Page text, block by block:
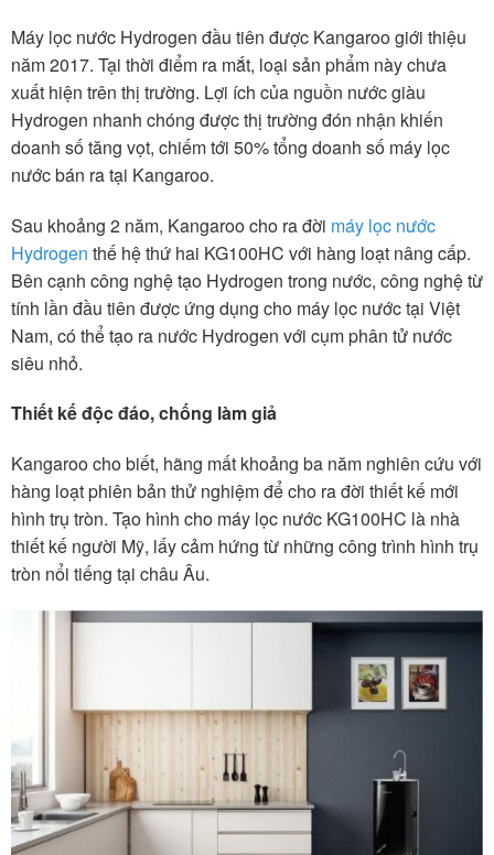
Máy lọc nước Hydrogen đầu tiên được Kangaroo giới thiệu
năm 2017. Tại thời điểm ra mắt, loại sản phẩm này chưa
xuất hiện trên thị trường. Lợi ích của nguồn nước giàu
Hydrogen nhanh chóng được thị trường đón nhận khiến
doanh số tăng vọt, chiếm tới 50% tổng doanh số máy lọc
nước bán ra tại Kangaroo.
Sau khoảng 2 năm, Kangaroo cho ra đời máy lọc nước
Hydrogen thế hệ thứ hai KG100HC với hàng loạt nâng cấp.
Bên cạnh công nghệ tạo Hydrogen trong nước, công nghệ từ
tính lần đầu tiên được ứng dụng cho máy lọc nước tại Việt
Nam, có thể tạo ra nước Hydrogen với cụm phân tử nước
siêu nhỏ.
Thiết kế độc đáo, chống làm giả
Kangaroo cho biết, hãng mất khoảng ba năm nghiên cứu với
hàng loạt phiên bản thử nghiệm để cho ra đời thiết kế mới
hình trụ tròn. Tạo hình cho máy lọc nước KG100HC là nhà
thiết kế người Mỹ, lấy cảm hứng từ những công trình hình trụ
tròn nổi tiếng tại châu Âu.